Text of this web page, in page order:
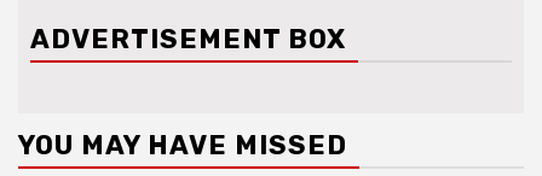
ADVERTISEMENT BOX
YOU MAY HAVE MISSED